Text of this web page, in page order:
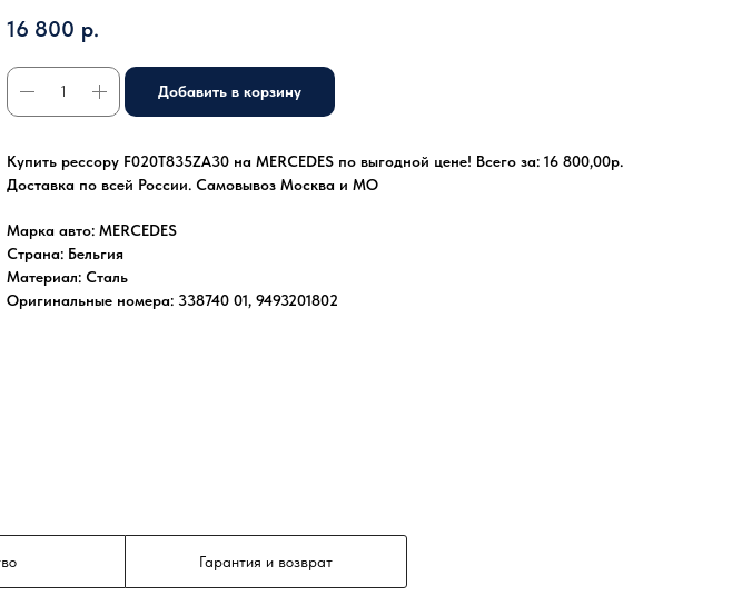
16 800 р.
Добавить в корзину
Купить рессору F020T835ZA30 на MERCEDES по выгодной цене! Всего за: 16 800,00р.
Доставка по всей России. Самовывоз Москва и МО
Марка авто: MERCEDES
Страна: Бельгия
Материал: Сталь
Оригинальные номера: 338740 01, 9493201802
Гарантия и возврат